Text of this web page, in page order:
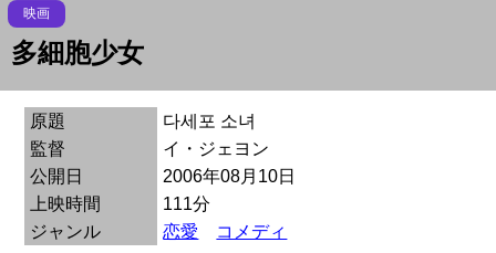
映画
多細胞少女
原題
다세포 소녀
監督
イ・ジェヨン
公開日
2006年08月10日
上映時間
111分
ジャンル
恋愛 コメディ